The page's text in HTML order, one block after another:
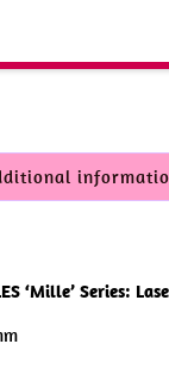
‘Mille’ Series: